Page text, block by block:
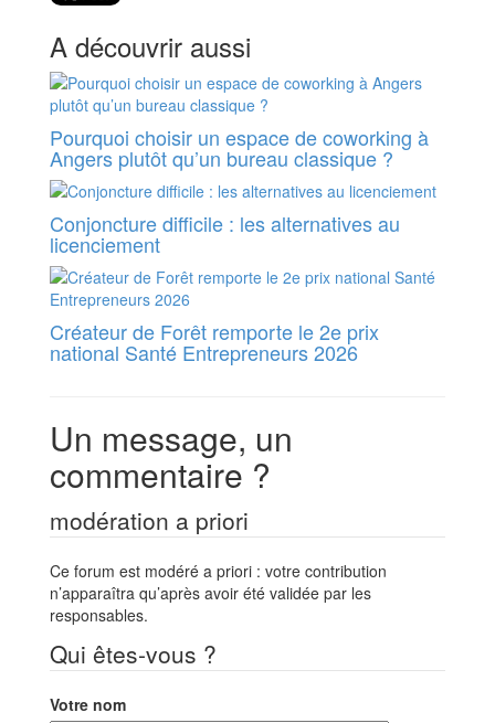
A découvrir aussi
Pourquoi choisir un espace de coworking à
Angers plutôt qu’un bureau classique ?
Conjoncture difficile : les alternatives au
licenciement
Créateur de Forêt remporte le 2e prix
national Santé Entrepreneurs 2026
Un message, un
commentaire ?
modération a priori
Ce forum est modéré a priori : votre contribution
n’apparaîtra qu’après avoir été validée par les
responsables.
Qui êtes-vous ?
Votre nom